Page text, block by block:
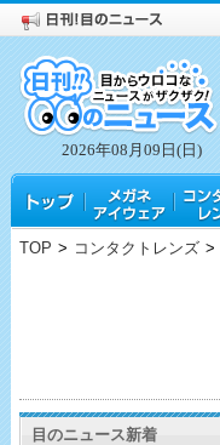
2026年08月09日(日)
TOP > コンタクトレンズ >
目のニュース新着